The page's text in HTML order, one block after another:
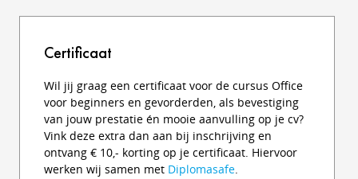
Certificaat
Wil jij graag een certificaat voor de cursus Office
voor beginners en gevorderden, als bevestiging
van jouw prestatie én mooie aanvulling op je cv?
Vink deze extra dan aan bij inschrijving en
ontvang € 10,- korting op je certificaat. Hiervoor
werken wij samen met Diplomasafe.